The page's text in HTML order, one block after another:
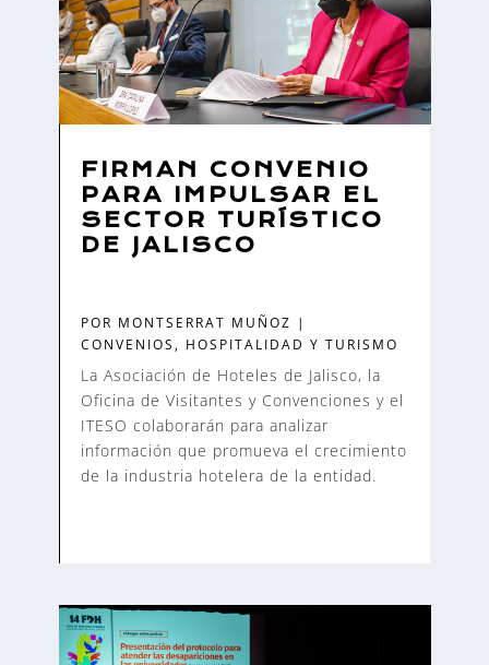
FIRMAN CONVENIO
PARA IMPULSAR EL
SECTOR TURÍSTICO
DE JALISCO
POR MONTSERRAT MUÑOZ |
CONVENIOS , HOSPITALIDAD Y TURISMO
La Asociación de Hoteles de Jalisco, la
Oficina de Visitantes y Convenciones y el
ITESO colaborarán para analizar
información que promueva el crecimiento
de la industria hotelera de la entidad.